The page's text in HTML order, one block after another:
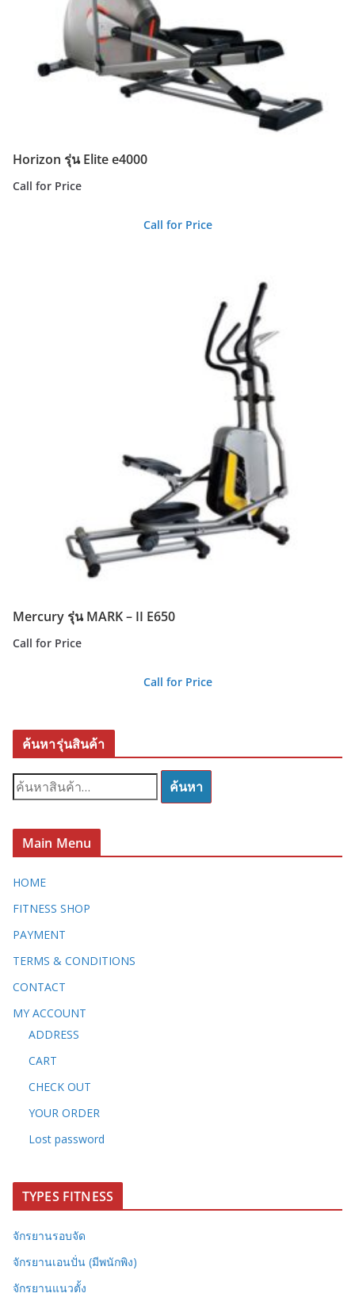
Horizon รุ่น Elite e4000
Call for Price
Call for Price
Mercury รุ่น MARK – II E650
Call for Price
Call for Price
ค้นหารุ่นสินค้า
ค้
น
:
ค้นหา
Main Menu
HOME
FITNESS SHOP
PAYMENT
TERMS & CONDITIONS
CONTACT
MY ACCOUNT
ADDRESS
CART
CHECK OUT
YOUR ORDER
Lost password
TYPES FITNESS
จักรยานรอบจัด
จักรยานเอนปั่น (มีพนักพิง)
จักรยานแนวตั้ง